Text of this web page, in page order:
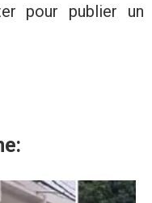
pour publier un